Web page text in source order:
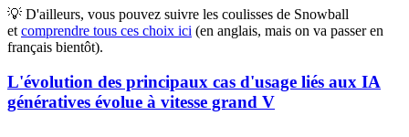
💡 D'ailleurs, vous pouvez suivre les coulisses de Snowball
et comprendre tous ces choix ici (en anglais, mais on va passer en
français bientôt).
L'évolution des principaux cas d'usage liés aux IA
génératives évolue à vitesse grand V